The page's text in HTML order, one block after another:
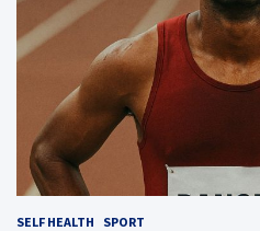
SELF HEALTH SPORT